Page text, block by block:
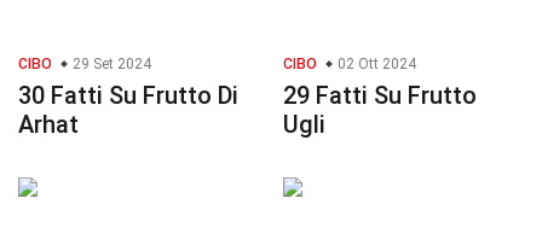
CIBO 29 Set 2024
30 Fatti Su Frutto Di
Arhat
CIBO 02 Ott 2024
29 Fatti Su Frutto
Ugli